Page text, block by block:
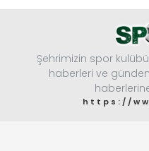
Şehrimizin spor
haberleri ve
https://